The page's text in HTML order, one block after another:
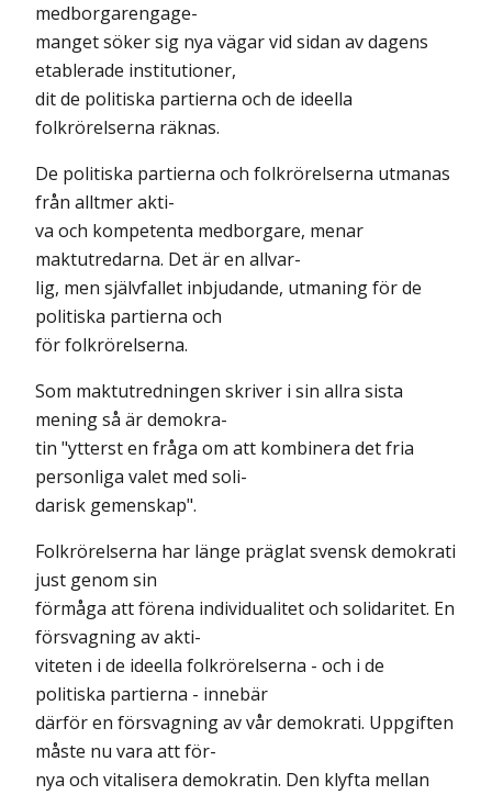
medborgarengage-
manget söker sig nya vägar vid sidan av dagens
etablerade institutioner,
dit de politiska partierna och de ideella
folkrörelserna räknas.
De politiska partierna och folkrörelserna utmanas
från alltmer akti-
va och kompetenta medborgare, menar
maktutredarna. Det är en allvar-
lig, men självfallet inbjudande, utmaning för de
politiska partierna och
för folkrörelserna.
Som maktutredningen skriver i sin allra sista
mening så är demokra-
tin "ytterst en fråga om att kombinera det fria
personliga valet med soli-
darisk gemenskap".
Folkrörelserna har länge präglat svensk demokrati
just genom sin
förmåga att förena individualitet och solidaritet. En
försvagning av akti-
viteten i de ideella folkrörelserna - och i de
politiska partierna - innebär
därför en försvagning av vår demokrati. Uppgiften
måste nu vara att för-
nya och vitalisera demokratin. Den klyfta mellan